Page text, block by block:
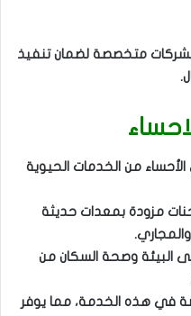
بشركات متخصصة لضمان تنفيذ
من الخدمات الحيوية
مزودة بمعدات حديثة
البيئة وصحة السكان من
في هذه الخدمة، مما يوفر